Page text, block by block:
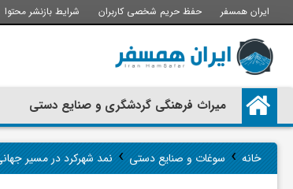
ایران همسفر حفظ حریم شخصی کاربران شرایط بازنشر محتوا
م
ی
میراث فرهنگی گردشگری و صنایع دستی
خانه›سوغات و صنایع دستی›نمد شهرکرد در مسیر